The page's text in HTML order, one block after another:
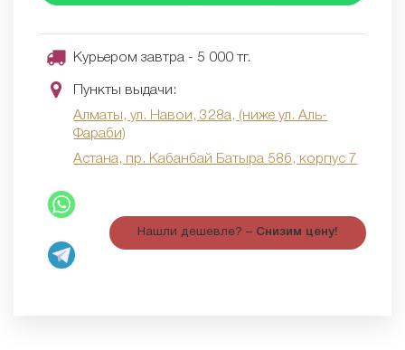
Курьером завтра - 5 000 тг.
Пункты выдачи:
Алматы, ул. Навои, 328а, (ниже ул. Аль-
Фараби)
Астана, пр. Кабанбай Батыра 58б, корпус 7
Нашли дешевле? – Снизим цену!